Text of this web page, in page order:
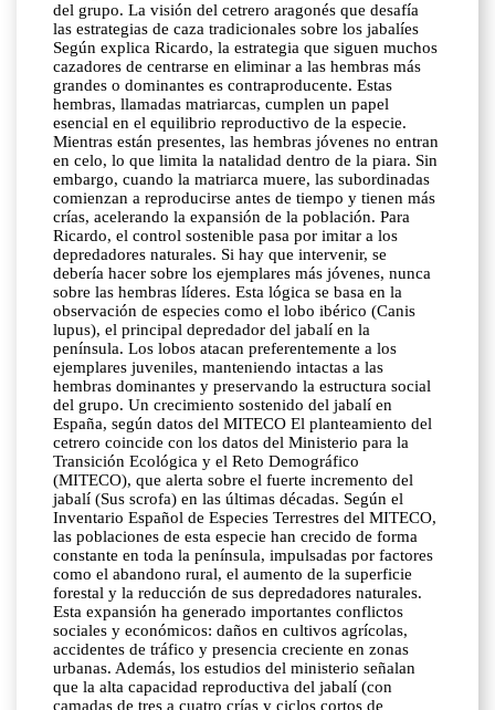
del grupo. La visión del cetrero aragonés que desafía
las estrategias de caza tradicionales sobre los jabalíes
Según explica Ricardo, la estrategia que siguen muchos
cazadores de centrarse en eliminar a las hembras más
grandes o dominantes es contraproducente. Estas
hembras, llamadas matriarcas, cumplen un papel
esencial en el equilibrio reproductivo de la especie.
Mientras están presentes, las hembras jóvenes no entran
en celo, lo que limita la natalidad dentro de la piara. Sin
embargo, cuando la matriarca muere, las subordinadas
comienzan a reproducirse antes de tiempo y tienen más
crías, acelerando la expansión de la población. Para
Ricardo, el control sostenible pasa por imitar a los
depredadores naturales. Si hay que intervenir, se
debería hacer sobre los ejemplares más jóvenes, nunca
sobre las hembras líderes. Esta lógica se basa en la
observación de especies como el lobo ibérico (Canis
lupus), el principal depredador del jabalí en la
península. Los lobos atacan preferentemente a los
ejemplares juveniles, manteniendo intactas a las
hembras dominantes y preservando la estructura social
del grupo. Un crecimiento sostenido del jabalí en
España, según datos del MITECO El planteamiento del
cetrero coincide con los datos del Ministerio para la
Transición Ecológica y el Reto Demográfico
(MITECO), que alerta sobre el fuerte incremento del
jabalí (Sus scrofa) en las últimas décadas. Según el
Inventario Español de Especies Terrestres del MITECO,
las poblaciones de esta especie han crecido de forma
constante en toda la península, impulsadas por factores
como el abandono rural, el aumento de la superficie
forestal y la reducción de sus depredadores naturales.
Esta expansión ha generado importantes conflictos
sociales y económicos: daños en cultivos agrícolas,
accidentes de tráfico y presencia creciente en zonas
urbanas. Además, los estudios del ministerio señalan
que la alta capacidad reproductiva del jabalí (con
camadas de tres a cuatro crías y ciclos cortos de